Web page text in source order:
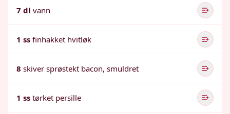
7 dl vann
1 ss finhakket hvitløk
8 skiver sprøstekt bacon, smuldret
1 ss tørket persille